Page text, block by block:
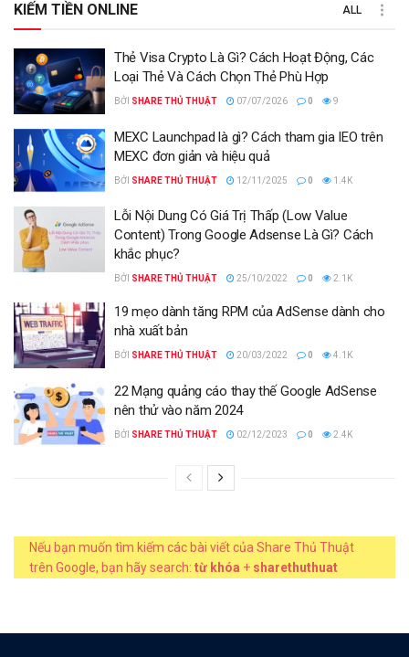
KIẾM TIỀN ONLINE ALL
Thẻ Visa Crypto Là Gì? Cách Hoạt Động, Các
Loại Thẻ Và Cách Chọn Thẻ Phù Hợp
BỞI SHARE THỦ THUẬT 07/07/2026 0 9
MEXC Launchpad là gì? Cách tham gia IEO trên
MEXC đơn giản và hiệu quả
BỞI SHARE THỦ THUẬT 12/11/2025 0 1.4K
Lỗi Nội Dung Có Giá Trị Thấp (Low Value
Content) Trong Google Adsense Là Gì? Cách
khắc phục?
BỞI SHARE THỦ THUẬT 25/10/2022 0 2.1K
19 mẹo dành tăng RPM của AdSense dành cho
nhà xuất bản
BỞI SHARE THỦ THUẬT 20/03/2022 0 4.1K
22 Mạng quảng cáo thay thế Google AdSense
nên thử vào năm 2024
BỞI SHARE THỦ THUẬT 02/12/2023 0 2.4K
Nếu bạn muốn tìm kiếm các bài viết của Share Thủ Thuật
trên Google, bạn hãy search: từ khóa + sharethuthuat